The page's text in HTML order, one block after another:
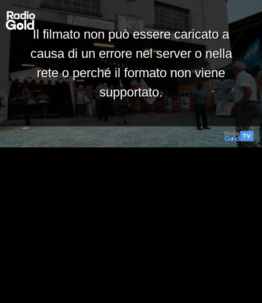
Il filmato non può essere caricato a
causa di un errore nel server o nella
rete o perché il formato non viene
supportato.